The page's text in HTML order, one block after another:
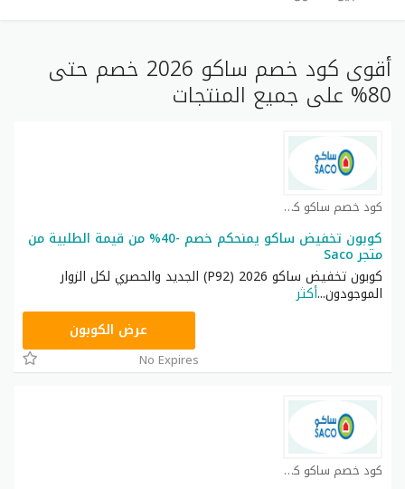
أقوى كود خصم ساكو 2026 خصم حتى
80% على جميع المنتجات
كود خصم ساكو كوبون
كوبون تخفيض ساكو يمنحكم خصم -40% من قيمة الطلبية من
متجر Saco
كوبون تخفيض ساكو 2026 (P92) الجديد والحصري لكل الزوار
الموجودون...أكثر
عرض الكوبون
No Expires
كود خصم ساكو كوبون